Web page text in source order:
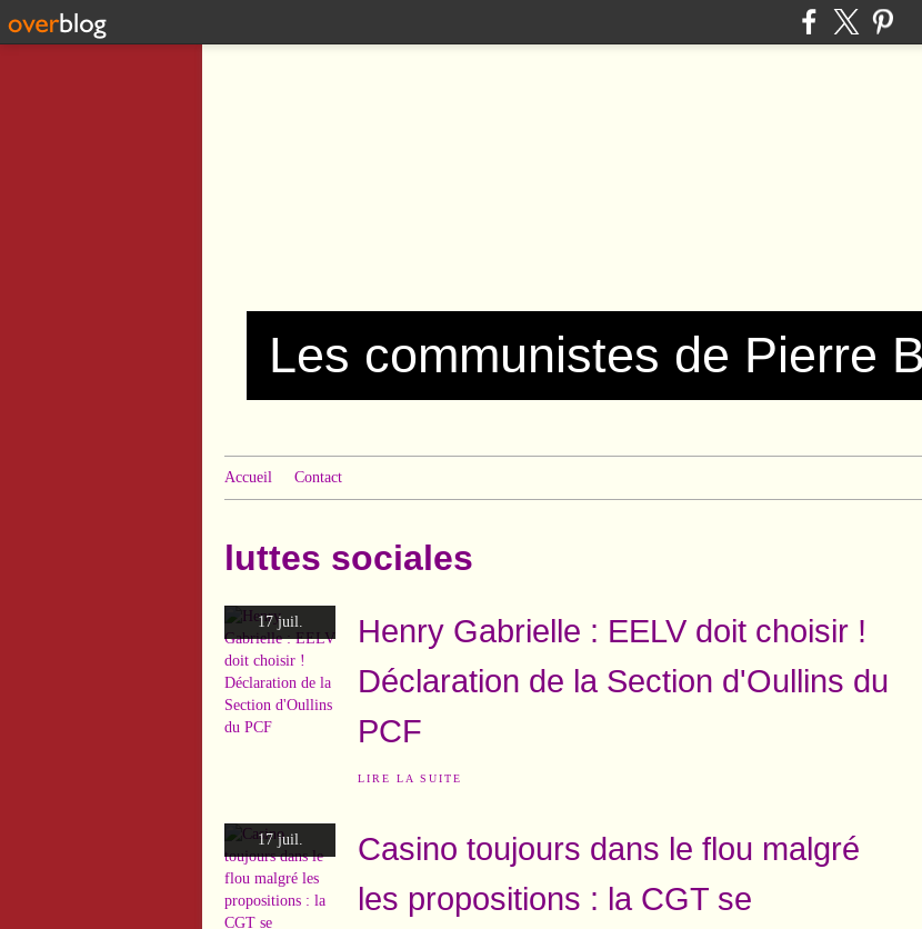
Accueil Contact
luttes sociales
17 juil.
Henry Gabrielle : EELV doit choisir !
Déclaration de la Section d'Oullins du
PCF
LIRE LA SUITE
17 juil.
Casino toujours dans le flou malgré
les propositions : la CGT se